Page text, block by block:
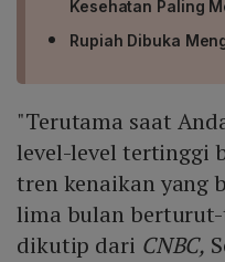
Kesehatan Paling
Rupiah Dibuka
"Terutama saat
level-level tertinggi
tren kenaikan yang
lima bulan
dikutip dari CNBC,